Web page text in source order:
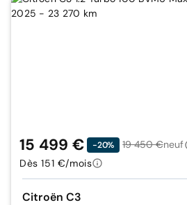
Citroën C3
15 499 € -20% 19 450 €neuf
Dès 151 €/mois